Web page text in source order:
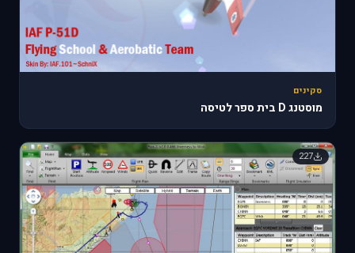
סקינים
מוסטנג D בית ספר לטיסה
227